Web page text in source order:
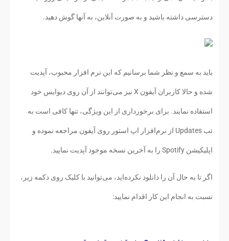
دسترسی داشته باشید و به صورت آنلاین، به آنها گوش دهید.
باید به سمع و نظر شما برسانیم که این نرم افزار محبوب، آپدیت
شده و حالا کاربران آيفون X نیز می‌توانند از آن روی دیوایس‌ خود
استفاده نمایند. برای برخورداری از این ویژگی، تنها کافی است به
تب Updates از نرم‌افزار اپ استور روی آيفون مراجعه نموده و
اپلیکیشن Spotify را به آخرین نسخه موجود آپدیت نمایید.
اگر تا به حال آن را دانلود نکرده‌اید، می‌توانید با کلیک روی دکمه زیر،
نسبت به انجام این کار اقدام نمایید: